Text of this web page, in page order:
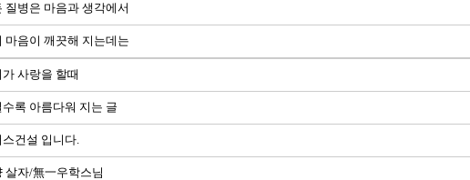
질병은 마음과 생각에서
마음이 깨끗해 지는데는
가 사랑을 할때
록 아름다워 지는 글
스건설 입니다.
살자/無一우학스님